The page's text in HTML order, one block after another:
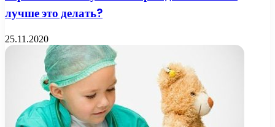
лучше это делать?
25.11.2020